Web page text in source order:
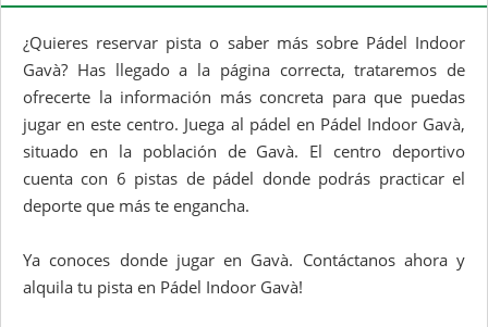
¿Quieres reservar pista o saber más sobre Pádel Indoor
Gavà? Has llegado a la página correcta, trataremos de
ofrecerte la información más concreta para que puedas
jugar en este centro. Juega al pádel en Pádel Indoor Gavà,
situado en la población de Gavà. El centro deportivo
cuenta con 6 pistas de pádel donde podrás practicar el
deporte que más te engancha.
Ya conoces donde jugar en Gavà. Contáctanos ahora y
alquila tu pista en Pádel Indoor Gavà!